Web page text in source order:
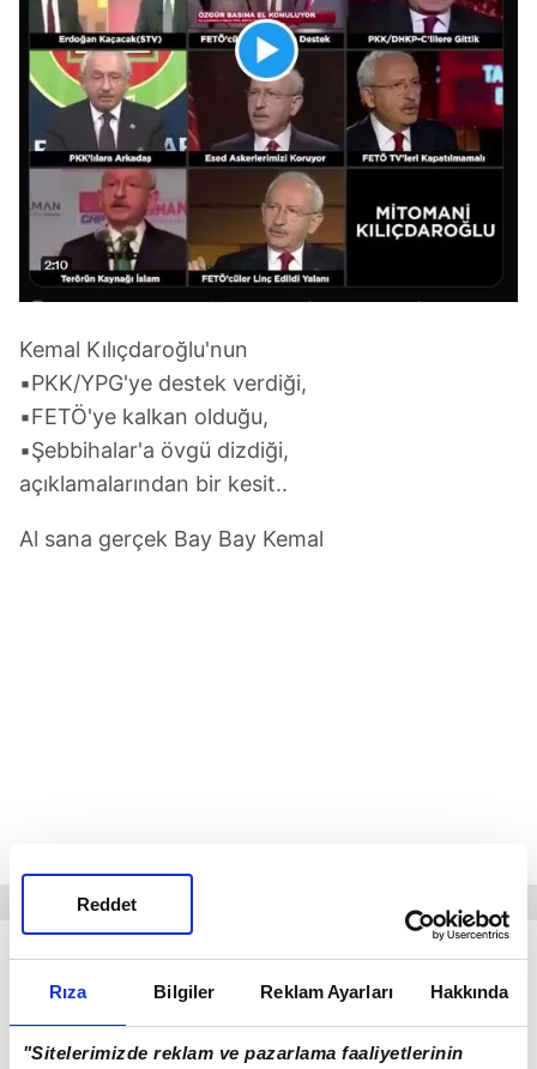
Rıza Bilgiler Reklam Ayarları Hakkında
"Sitelerimizde reklam ve pazarlama faaliyetlerinin
Reddet
Kemal Kılıçdaroğlu'nun
▪️PKK/YPG'ye destek verdiği,
▪️FETÖ'ye kalkan olduğu,
▪️Şebbihalar'a övgü dizdiği,
açıklamalarından bir kesit..
Al sana gerçek Bay Bay Kemal
KILIÇDAROĞLU'NUN İKİNCİ TUR İÇİN
BASMADIĞI TUŞ, GİYMEDİĞİ GÖMLEK
KALMADI! HANGİSİ GERÇEK KEMAL? | VİDEO
İZLE